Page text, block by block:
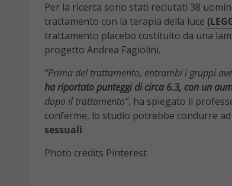
Per la ricerca sono stati reclutati 38
trattamento con la terapia della luce
trattamento placebo costituito da una
progetto Andrea Fagiolini.
“Prima del trattamento, entrambi i gruppi
ha riportato punteggi di circa 6.3, con un
dopo il trattamento”, ha spiegato il
conferme, lo studio potrebbe condurre
sessuali.
Photo credits Pinterest